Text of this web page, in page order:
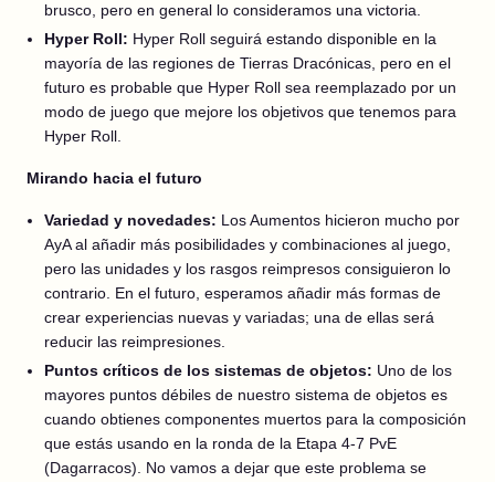
brusco, pero en general lo consideramos una victoria.
Hyper Roll: Hyper Roll seguirá estando disponible en la
mayoría de las regiones de Tierras Dracónicas, pero en el
futuro es probable que Hyper Roll sea reemplazado por un
modo de juego que mejore los objetivos que tenemos para
Hyper Roll.
Mirando hacia el futuro
Variedad y novedades: Los Aumentos hicieron mucho por
AyA al añadir más posibilidades y combinaciones al juego,
pero las unidades y los rasgos reimpresos consiguieron lo
contrario. En el futuro, esperamos añadir más formas de
crear experiencias nuevas y variadas; una de ellas será
reducir las reimpresiones.
Puntos críticos de los sistemas de objetos: Uno de los
mayores puntos débiles de nuestro sistema de objetos es
cuando obtienes componentes muertos para la composición
que estás usando en la ronda de la Etapa 4-7 PvE
(Dagarracos). No vamos a dejar que este problema se